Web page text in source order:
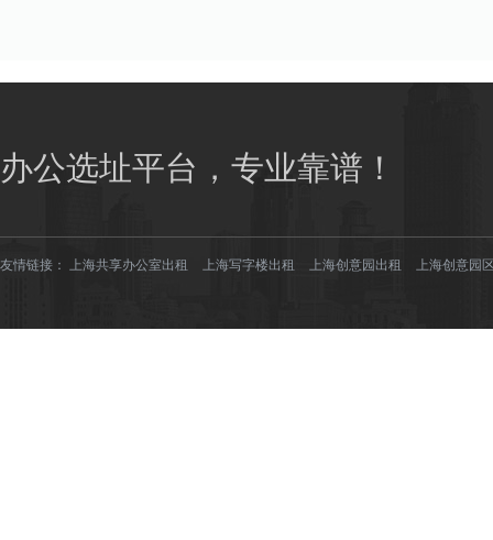
办公选址平台，专业靠谱！
友情链接： 上海共享办公室出租 上海写字楼出租 上海创意园出租 上海创意园